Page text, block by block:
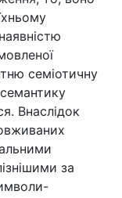
семіотичну
Внаслідок
за